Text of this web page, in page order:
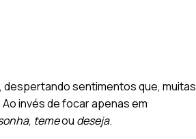
sentimentos que, muitas
invés de focar apenas em
, temeou deseja.